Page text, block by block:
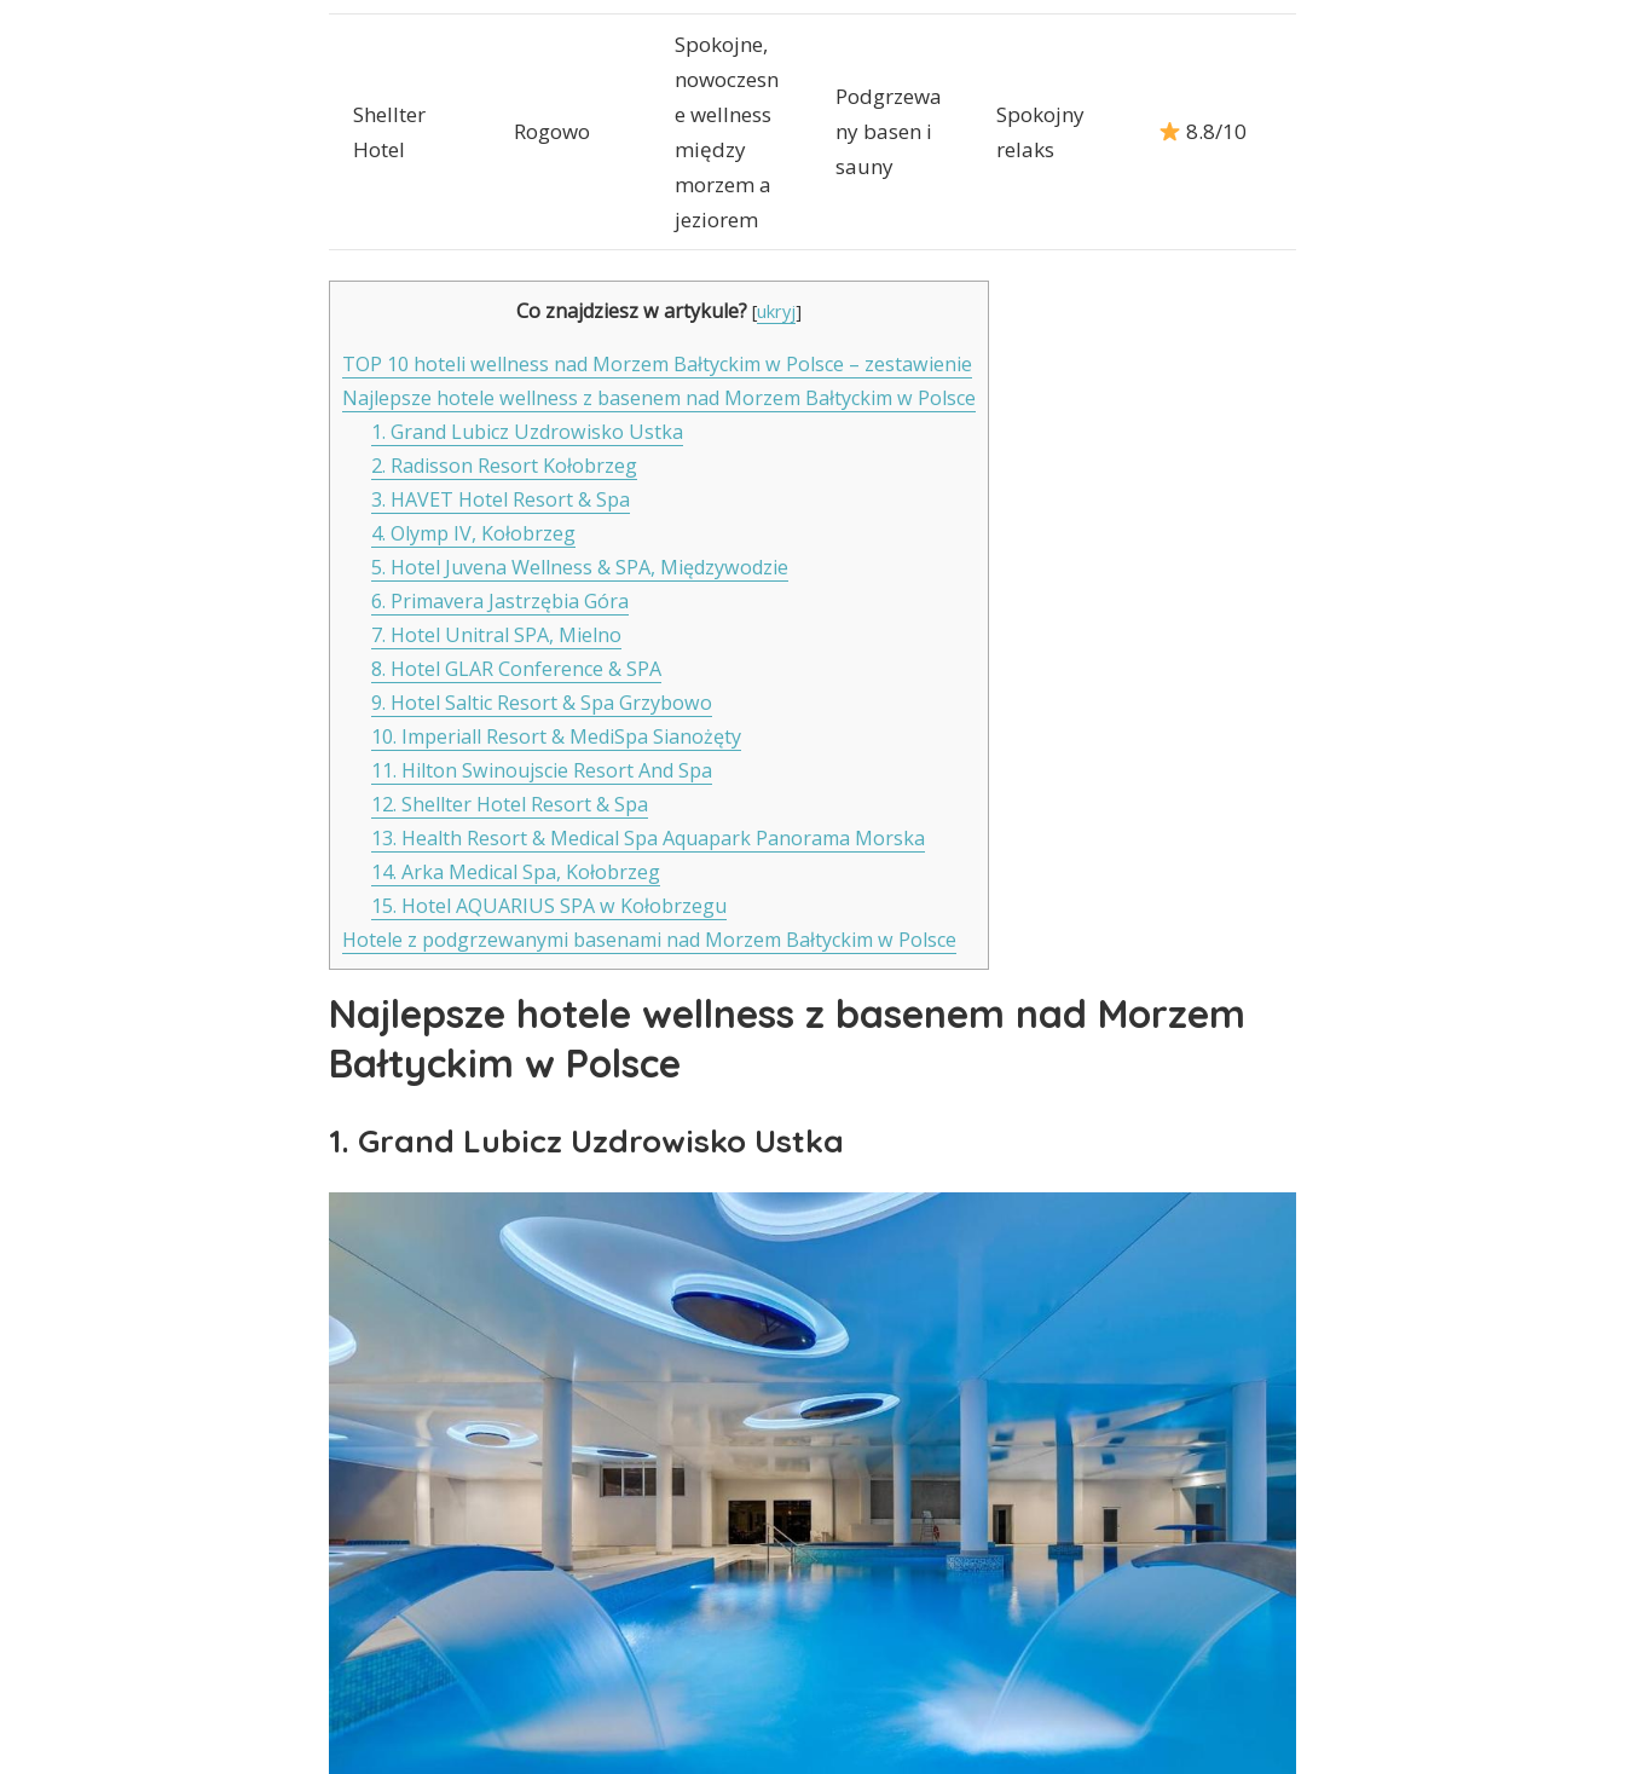
Shellter
Hotel
Rogowo
Spokojne,
nowoczesn
e wellness
między
morzem a
jeziorem
Podgrzewa
ny basen i
sauny
Spokojny
relaks
8.8/10
Co znajdziesz w artykule? [ukryj]
TOP 10 hoteli wellness nad Morzem Bałtyckim w Polsce – zestawienie
Najlepsze hotele wellness z basenem nad Morzem Bałtyckim w Polsce
1. Grand Lubicz Uzdrowisko Ustka
2. Radisson Resort Kołobrzeg
3. HAVET Hotel Resort & Spa
4. Olymp IV, Kołobrzeg
5. Hotel Juvena Wellness & SPA, Międzywodzie
6. Primavera Jastrzębia Góra
7. Hotel Unitral SPA, Mielno
8. Hotel GLAR Conference & SPA
9. Hotel Saltic Resort & Spa Grzybowo
10. Imperiall Resort & MediSpa Sianożęty
11. Hilton Swinoujscie Resort And Spa
12. Shellter Hotel Resort & Spa
13. Health Resort & Medical Spa Aquapark Panorama Morska
14. Arka Medical Spa, Kołobrzeg
15. Hotel AQUARIUS SPA w Kołobrzegu
Hotele z podgrzewanymi basenami nad Morzem Bałtyckim w Polsce
Najlepsze hotele wellness z basenem nad Morzem
Bałtyckim w Polsce
1. Grand Lubicz Uzdrowisko Ustka